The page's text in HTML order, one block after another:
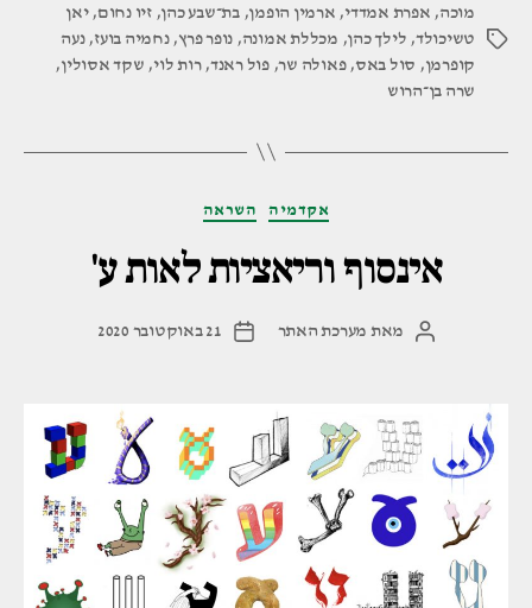
מחוה
למעצבים
המאה
תגיות
מוכה, אפרת אמדדי, ארמין הופמן,בת־שבע כהן,זיו נחום,יאן
טשיכולד, לילך כהן, מכללת אמונה, נופר פרץ,נחמיה בועז,נעה
קופרמן, סול באס,פאולה שר,פול ראנד,רות לוי, שקד אסולין,
שרה בן־הרוש
קטגוריות אקדמיה השראה
אינסוף וריאציות לאות ע'
המחבר
מאת מערכת האתר
תאריך
21 באוקטובר 2020